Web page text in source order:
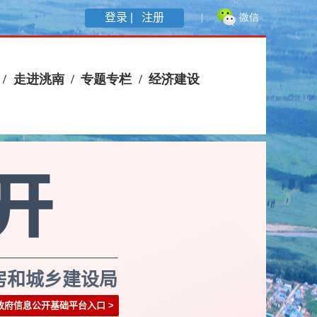
登录 | 注册
和城乡建设局
府信息公开基础平台入口 >